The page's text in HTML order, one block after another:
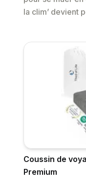
la clim’ devient
Coussin de
Premium